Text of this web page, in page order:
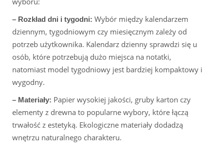
– Rozkład dni i tygodni: Wybór między kalendarzem
dziennym, tygodniowym czy miesięcznym zależy od
potrzeb użytkownika. Kalendarz dzienny sprawdzi się u
osób, które potrzebują dużo miejsca na notatki,
natomiast model tygodniowy jest bardziej kompaktowy i
wygodny.
– Materiały: Papier wysokiej jakości, gruby karton czy
elementy z drewna to popularne wybory, które łączą
trwałość z estetyką. Ekologiczne materiały dodadzą
wnętrzu naturalnego charakteru.